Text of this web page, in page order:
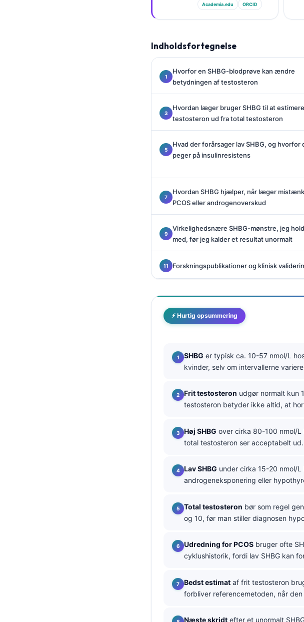
Academia.edu ORCID
Indholdsfortegnelse
Hvorfor en SHBG-blodprøve kan ændre
betydningen af testosteron
Hvordan læger bruger SHBG til at
testosteron ud fra total testosteron
Hvad der forårsager lav SHBG, og hvorfor
peger på insulinresistens
Hvordan SHBG hjælper, når læger
PCOS eller androgenoverskud
Virkelighedsnære SHBG-mønstre, jeg
med, før jeg kalder et resultat unormalt
Forskningspublikationer og klinisk
⚡ Hurtig opsummering
SHBG er typisk ca. 10-57 nmol/L
kvinder, selv om intervallerne
Frit testosteron udgør normalt kun
testosteron betyder ikke altid, at
Høj SHBG over cirka 80-100 nmol/
total testosteron ser acceptabelt ud.
Lav SHBG under cirka 15-20 nmol/
androgeneksponering eller
Total testosteron bør som regel
og 10, før man stiller diagnosen
Udredning for PCOS bruger ofte
cyklushistorik, fordi lav SHBG kan
Bedst estimat af frit testosteron
forbliver referencemetoden, når
Næste skridt efter et unormalt